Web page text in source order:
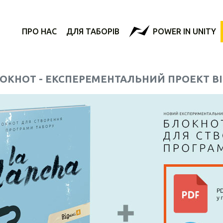
ПРО НАС ДЛЯ ТАБОРІВ POWER IN UNITY
- ЕКСПЕРЕМЕНТАЛЬНИЙ ПРОЕКТ